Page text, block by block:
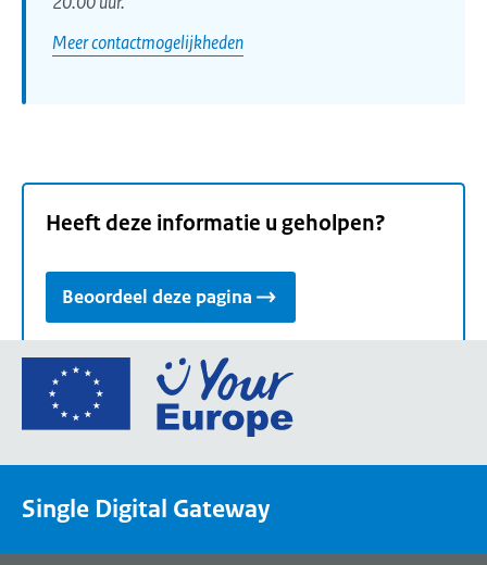
Meer contactmogelijkheden
Heeft deze informatie u geholpen?
Beoordeel deze pagina
Ga
de
een
Single Digital Gateway